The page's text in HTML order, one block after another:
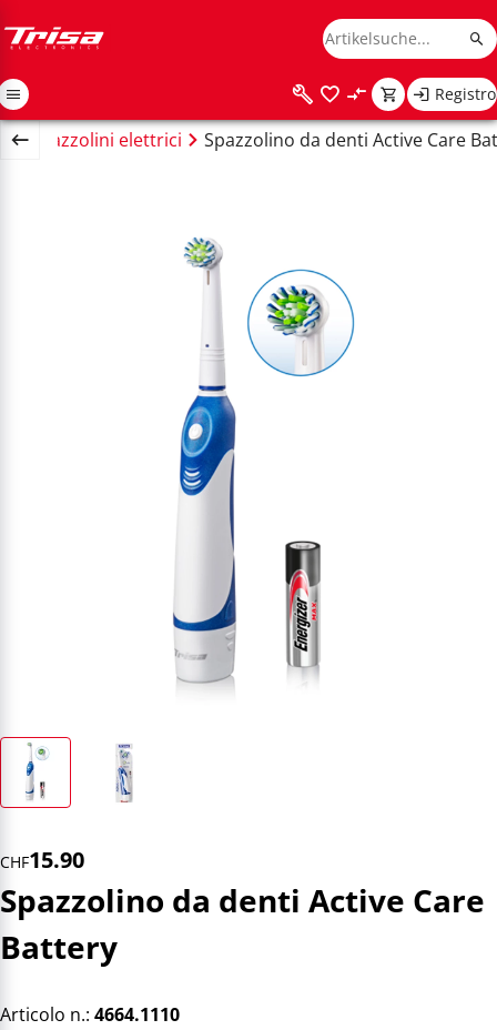
Registro
Spazzolini elettrici Spazzolino da denti Active Care
CHF15.90
Spazzolino da denti Active Care
Battery
Articolo n.: 4664.1110